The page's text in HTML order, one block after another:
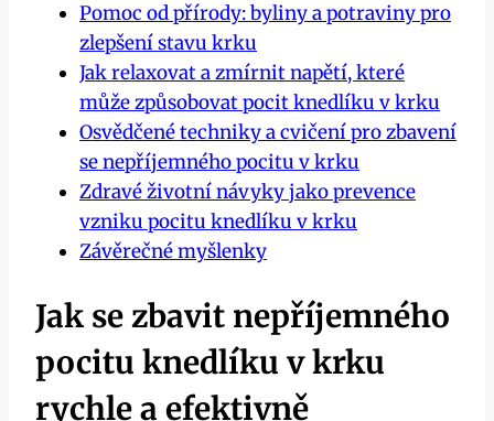
Pomoc ⁢od přírody: byliny a potraviny ⁢pro
zlepšení stavu krku
Jak​ relaxovat a zmírnit napětí, které
může způsobovat ​pocit knedlíku v⁢ krku
Osvědčené techniky a cvičení pro zbavení
se‌ nepříjemného pocitu v krku
Zdravé životní návyky jako ‌prevence
vzniku pocitu knedlíku v krku
Závěrečné myšlenky
Jak se ⁣zbavit nepříjemného
pocitu knedlíku v krku
rychle⁣ a efektivně